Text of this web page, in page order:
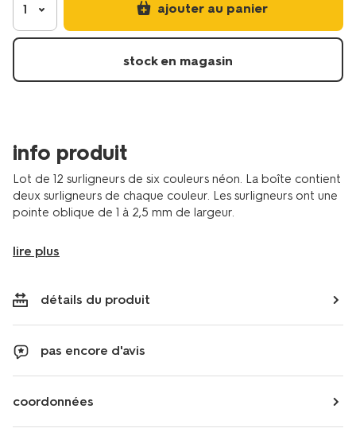
1 ajouter au panier
stock en magasin
info produit
Lot de 12 surligneurs de six couleurs néon. La boîte contient
deux surligneurs de chaque couleur. Les surligneurs ont une
pointe oblique de 1 à 2,5 mm de largeur.
lire plus
détails du produit
pas encore d'avis
coordonnées